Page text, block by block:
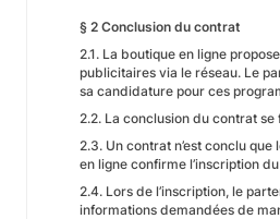
§ 2 Conclusion du contrat
2.1. La boutique en ligne
publicitaires via le réseau. Le
sa candidature pour ces
2.2. La conclusion du contrat se
2.3. Un contrat n’est conclu
en ligne confirme l’inscription
2.4. Lors de l’inscription, le
informations demandées de